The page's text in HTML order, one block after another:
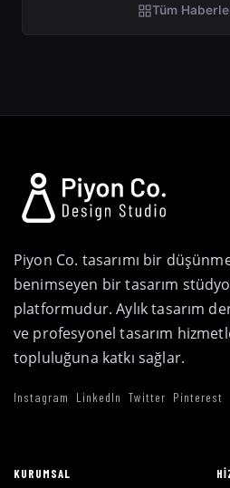
Tüm
Piyon Co. tasarımı bir
benimseyen bir tasarım
platformudur. Aylık tasarım
ve profesyonel tasarım
topluluğuna katkı sağlar.
Instagram LinkedIn Twitter Pinterest
KURUMSAL